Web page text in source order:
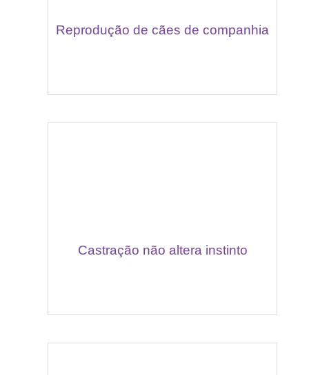
Reprodução de cães de companhia
Castração não altera instinto